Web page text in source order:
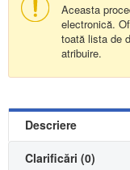
Aceasta
electronică.
toată lista de
atribuire.
Descriere
Clarificări (0)